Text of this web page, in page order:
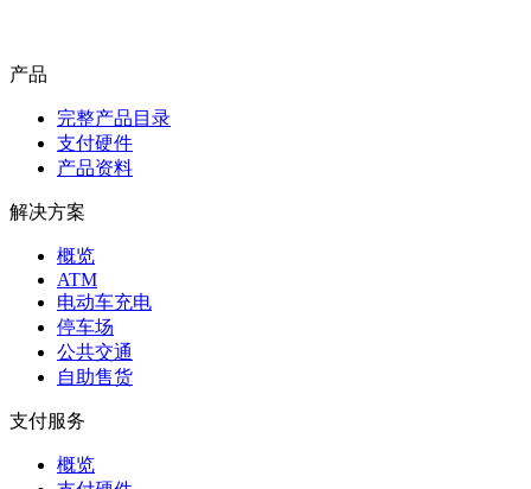
产品
完整产品目录
支付硬件
产品资料
解决方案
概览
ATM
电动车充电
停车场
公共交通
自助售货
支付服务
概览